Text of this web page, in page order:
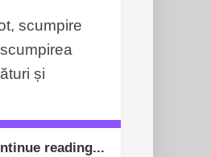
scumpire
și
reading...